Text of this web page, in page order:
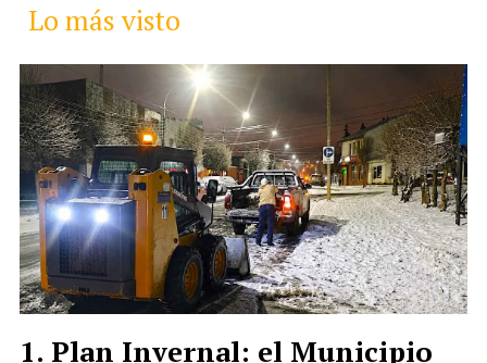
Lo más visto
Plan Invernal: el Municipio